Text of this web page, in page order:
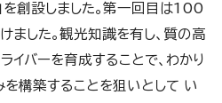
を創設しました。第一回目は100
ました。観光知識を有し、質の高
イバーを育成することで、わかり
構築することを狙いとして い